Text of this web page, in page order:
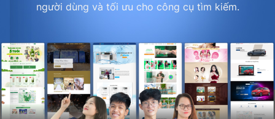
người dùng và tối ưu cho công cụ tìm kiếm.